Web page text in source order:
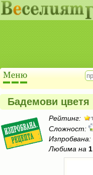
Бадемови цветя
Рейтинг:
Сложност:
Изпробвана:
Любима на 1